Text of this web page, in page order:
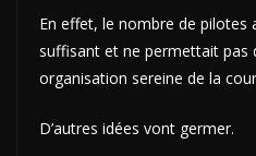
En effet, le nombre de pilotes
suffisant et ne permettait pas
organisation sereine de la
D’autres idées vont germer.